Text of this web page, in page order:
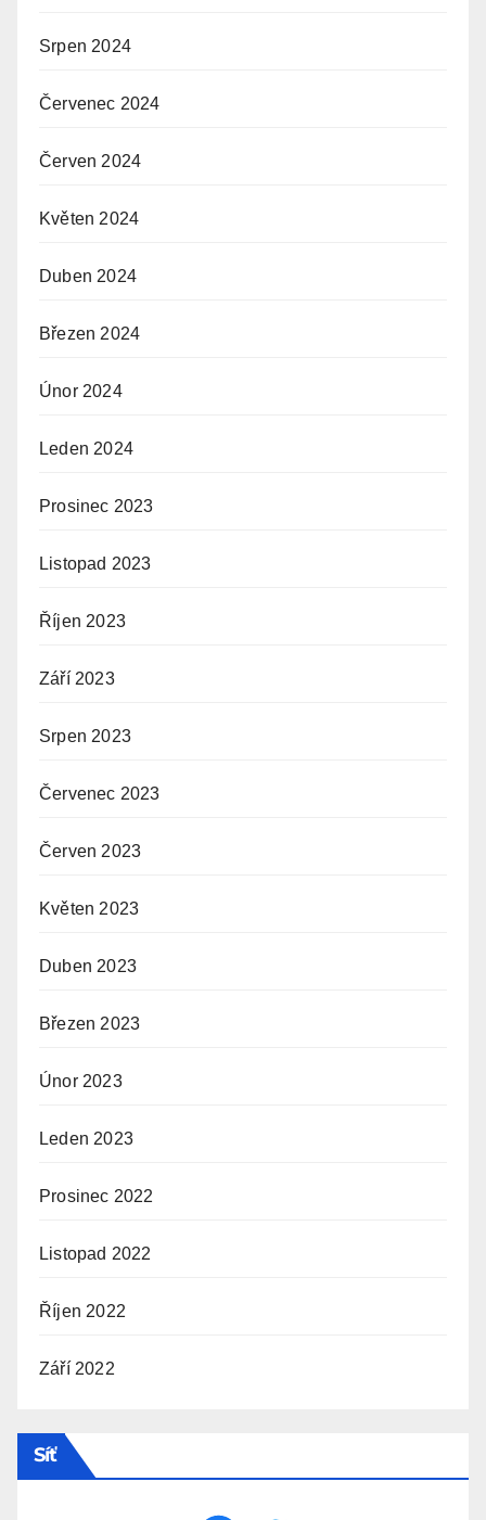
Srpen 2024
Červenec 2024
Červen 2024
Květen 2024
Duben 2024
Březen 2024
Únor 2024
Leden 2024
Prosinec 2023
Listopad 2023
Říjen 2023
Září 2023
Srpen 2023
Červenec 2023
Červen 2023
Květen 2023
Duben 2023
Březen 2023
Únor 2023
Leden 2023
Prosinec 2022
Listopad 2022
Říjen 2022
Září 2022
Síť